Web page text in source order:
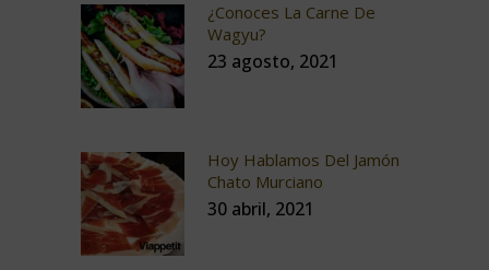
¿Conoces La Carne De
Wagyu?
23 agosto, 2021
Hoy Hablamos Del Jamón
Chato Murciano
30 abril, 2021